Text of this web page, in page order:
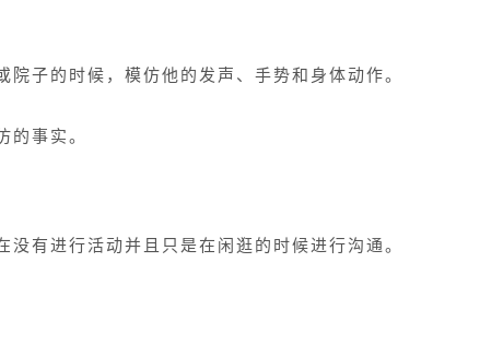
院子的时候，模仿他的发声、手势和身体动作。
的事实。
没有进行活动并且只是在闲逛的时候进行沟通。